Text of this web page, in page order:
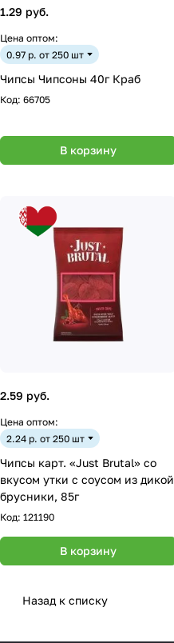
1.29 руб.
Цена оптом:
0.97 р. от 250 шт
Чипсы Чипсоны 40г Краб
Код: 66705
В корзину
2.59 руб.
Цена оптом:
2.24 р. от 250 шт
Чипсы карт. «Just Brutal» со
вкусом утки с соусом из дикой
брусники, 85г
Код: 121190
В корзину
Назад к списку